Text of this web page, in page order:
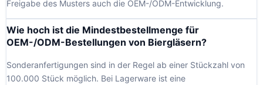
Freigabe des Musters auch die OEM-/ODM-Entwicklung.
Wie hoch ist die Mindestbestellmenge für
OEM-/ODM-Bestellungen von Biergläsern?
Sonderanfertigungen sind in der Regel ab einer Stückzahl von
100.000 Stück möglich. Bei Lagerware ist eine